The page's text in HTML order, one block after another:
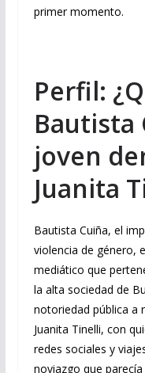
primer momento.
Perfil:
Bautista
joven
Juanita
Bautista Cuiña, el
violencia de género,
mediático que
la alta sociedad de
notoriedad pública a
Juanita Tinelli, con
redes sociales y
noviazgo que